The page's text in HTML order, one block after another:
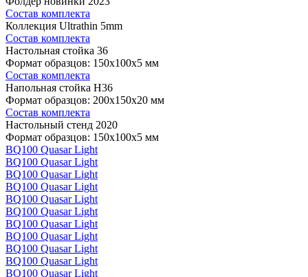
Состав комплекта
Коллекция Ultrathin 5mm
Состав комплекта
Настольная стойка 36
Формат образцов: 150x100x5 мм
Состав комплекта
Напольная стойка H36
Формат образцов: 200x150x20 мм
Состав комплекта
Настольный стенд 2020
Формат образцов: 150x100x5 мм
BQ100 Quasar Light
BQ100 Quasar Light
BQ100 Quasar Light
BQ100 Quasar Light
BQ100 Quasar Light
BQ100 Quasar Light
BQ100 Quasar Light
BQ100 Quasar Light
BQ100 Quasar Light
BQ100 Quasar Light
BQ100 Quasar Light